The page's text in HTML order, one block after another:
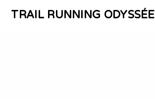
TRAIL RUNNING ODYSSÉE